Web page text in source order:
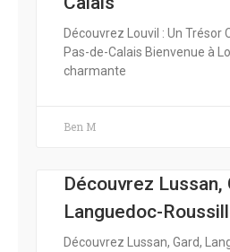
Découvrez Louvil : Un Trésor
Pas-de-Calais Bienvenue à
charmante
Ben M
Découvrez Lussan,
Languedoc-
Découvrez Lussan, Gard,